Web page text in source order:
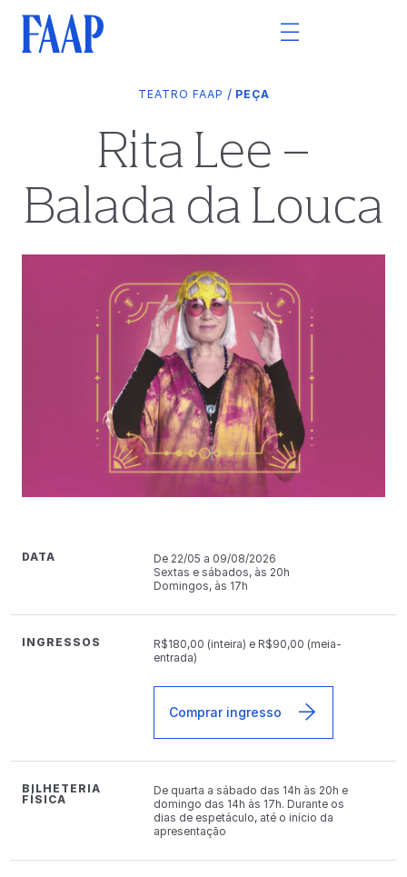
TEATRO FAAP / PEÇA
Rita Lee –
Balada da Louca
DATA
De 22/05 a 09/08/2026
Sextas e sábados, às 20h
Domingos, às 17h
INGRESSOS
R$180,00 (inteira) e R$90,00 (meia-
entrada)
Comprar ingresso
BILHETERIA
FÍSICA
De quarta a sábado das 14h às 20h e
domingo das 14h às 17h. Durante os
dias de espetáculo, até o início da
apresentação